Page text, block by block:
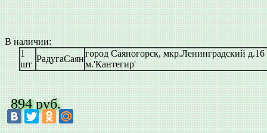
894 руб.
В наличии:
1
шт
РадугаСаян
город Саяногорск, мкр.Ленинградский д.16
м.'Кантегир'